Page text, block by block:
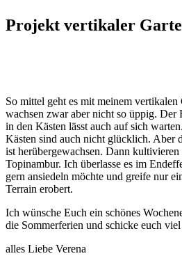
Projekt vertikaler
So mittel geht es mit meinem
wachsen zwar aber nicht so üppig.
in den Kästen lässt auch auf sich
Kästen sind auch nicht glücklich. Aber
ist herübergewachsen. Dann
Topinambur. Ich überlasse es im
gern ansiedeln möchte und greife nur
Terrain erobert.
Ich wünsche Euch ein schönes
die Sommerferien und schicke euch
alles Liebe Verena